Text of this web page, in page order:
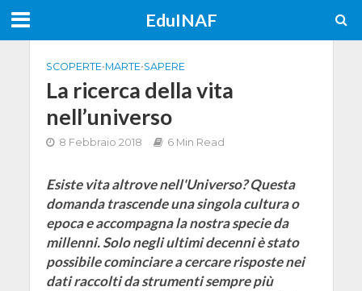
EduINAF
SCOPERTE•MARTE•SAPERE
La ricerca della vita
nell’universo
8 Febbraio 2018 6 Min Read
Esiste vita altrove nell'Universo? Questa
domanda trascende una singola cultura o
epoca e accompagna la nostra specie da
millenni. Solo negli ultimi decenni è stato
possibile cominciare a cercare risposte nei
dati raccolti da strumenti sempre più